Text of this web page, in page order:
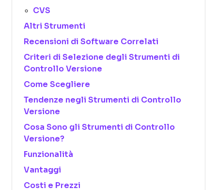
CVS
Altri Strumenti
Recensioni di Software Correlati
Criteri di Selezione degli Strumenti di
Controllo Versione
Come Scegliere
Tendenze negli Strumenti di Controllo
Versione
Cosa Sono gli Strumenti di Controllo
Versione?
Funzionalità
Vantaggi
Costi e Prezzi